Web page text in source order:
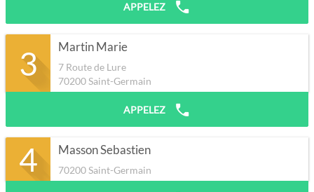
APPELEZ
3 Martin Marie
7 Route de Lure
70200Saint-Germain
APPELEZ
4 Masson Sebastien
70200Saint-Germain